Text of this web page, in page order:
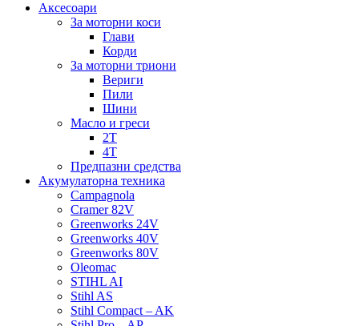
Аксесоари
За моторни коси
Глави
Корди
За моторни триони
Вериги
Пили
Шини
Масло и греси
2Т
4Т
Предпазни средства
Акумулаторна техника
Campagnola
Cramer 82V
Greenworks 24V
Greenworks 40V
Greenworks 80V
Oleomac
STIHL AI
Stihl AS
Stihl Compact – AK